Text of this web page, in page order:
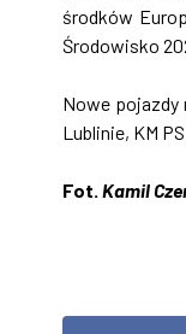
środków
Środowisko
Nowe pojazdy
Lublinie, KM
Fot. Kamil